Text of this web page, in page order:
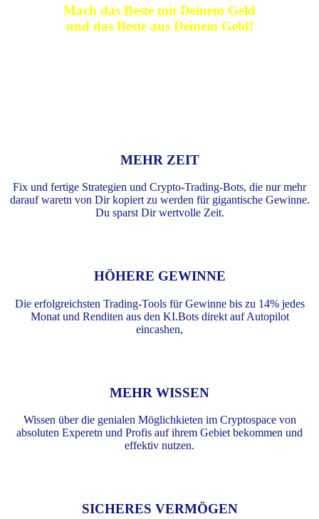
Mach das Beste mit Deinem Geld
und das Beste aus Deinem Geld!
MEHR ZEIT
Fix und fertige Strategien und Crypto-Trading-Bots, die nur mehr
darauf waretn von Dir kopiert zu werden für gigantische Gewinne.
Du sparst Dir wertvolle Zeit.
HÖHERE GEWINNE
Die erfolgreichsten Trading-Tools für Gewinne bis zu 14% jedes
Monat und Renditen aus den KI.Bots direkt auf Autopilot
eincashen,
MEHR WISSEN
Wissen über die genialen Möglichkieten im Cryptospace von
absoluten Experetn und Profis auf ihrem Gebiet bekommen und
effektiv nutzen.
SICHERES VERMÖGEN